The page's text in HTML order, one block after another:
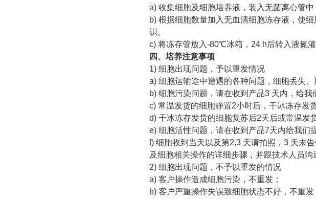
a) 收集细胞及细胞培养液，装入无菌离心管
b) 根据细胞数量加入无血清细胞冻存液，使
识。
c) 将冻存管放入-80℃冰箱，24 h后转入液氮
四、培养注意事项
1) 细胞出现问题，予以重发情况
a) 细胞运输途中遭遇的各种问题，细胞丢失
b) 细胞污染问题，请在收到产品3 天内，给我
c) 常温发货的细胞静置2小时后，干冰冻存发
d) 干冰冻存发货的细胞复苏后2天后或常温发
e) 细胞活性问题，请在收到产品7天内给我们
f) 细胞收到当天以及第2,3 天请拍照，3 天未
及细胞相关操作的详细步骤，并跟技术人员
2) 细胞出现问题，不予以重发的情况
a) 客户操作造成细胞污染，不重发；
b) 客户严重操作失误致细胞状态不好，不重发